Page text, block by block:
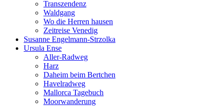
Transzendenz
Waldgang
Wo die Herren hausen
Zeitreise Venedig
Susanne Engelmann-Strzolka
Ursula Ense
Aller-Radweg
Harz
Daheim beim Bertchen
Havelradweg
Mallorca Tagebuch
Moorwanderung